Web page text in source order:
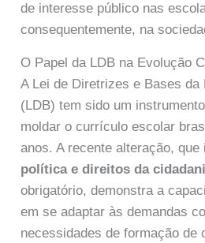
de interesse público nas
consequentemente, na
O Papel da LDB na Evolução
A Lei de Diretrizes e Bases da
(LDB) tem sido um
moldar o currículo escolar
anos. A recente alteração,
política e direitos da
obrigatório, demonstra a
em se adaptar às demandas
necessidades de formação de